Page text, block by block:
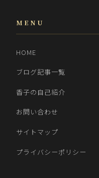
MENU
HOME
ブログ記事一覧
香子の自己紹介
お問い合わせ
サイトマップ
プライバシーポリシー